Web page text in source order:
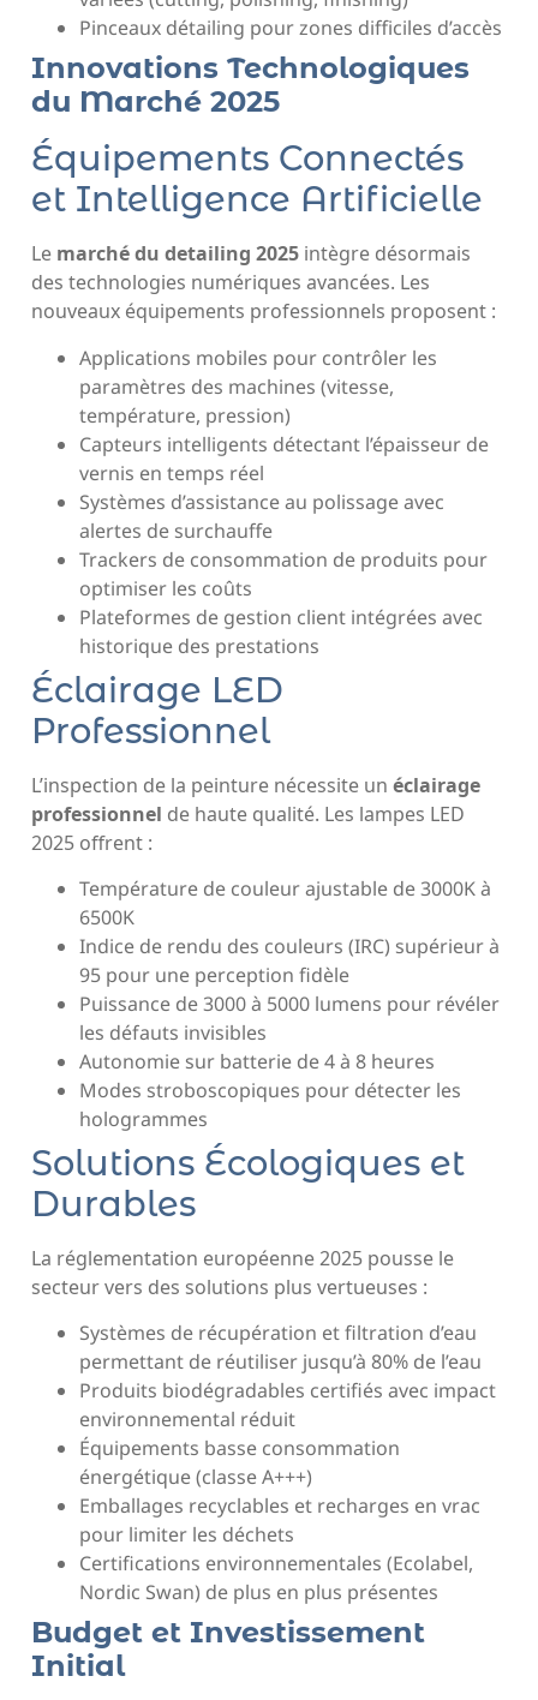
Pinceaux détailing pour zones difficiles d’accès
Innovations Technologiques
du Marché 2025
Équipements Connectés
et Intelligence Artificielle
Le marché du detailing 2025 intègre désormais
des technologies numériques avancées. Les
nouveaux équipements professionnels proposent :
Applications mobiles pour contrôler les
paramètres des machines (vitesse,
température, pression)
Capteurs intelligents détectant l’épaisseur de
vernis en temps réel
Systèmes d’assistance au polissage avec
alertes de surchauffe
Trackers de consommation de produits pour
optimiser les coûts
Plateformes de gestion client intégrées avec
historique des prestations
Éclairage LED
Professionnel
L’inspection de la peinture nécessite un éclairage
professionnel de haute qualité. Les lampes LED
2025 offrent :
Température de couleur ajustable de 3000K à
6500K
Indice de rendu des couleurs (IRC) supérieur à
95 pour une perception fidèle
Puissance de 3000 à 5000 lumens pour révéler
les défauts invisibles
Autonomie sur batterie de 4 à 8 heures
Modes stroboscopiques pour détecter les
hologrammes
Solutions Écologiques et
Durables
La réglementation européenne 2025 pousse le
secteur vers des solutions plus vertueuses :
Systèmes de récupération et filtration d’eau
permettant de réutiliser jusqu’à 80% de l’eau
Produits biodégradables certifiés avec impact
environnemental réduit
Équipements basse consommation
énergétique (classe A+++)
Emballages recyclables et recharges en vrac
pour limiter les déchets
Certifications environnementales (Ecolabel,
Nordic Swan) de plus en plus présentes
Budget et Investissement
Initial